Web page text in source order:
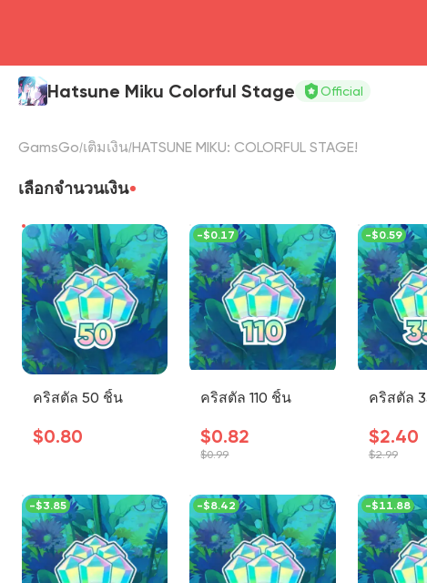
Hatsune Miku Colorful Stage Official
GamsGo เติมเงิน HATSUNE MIKU: COLORFUL STAGE!
เลือกจำนวนเงิน
คริสตัล 50 ชิ้น
$0.80
คริสตัล 110 ชิ้น
$0.82
$0.99
-$0.17
คริสตัล
$2.40
$2.99
-$0.59
-$3.85 -$8.42 -$11.88